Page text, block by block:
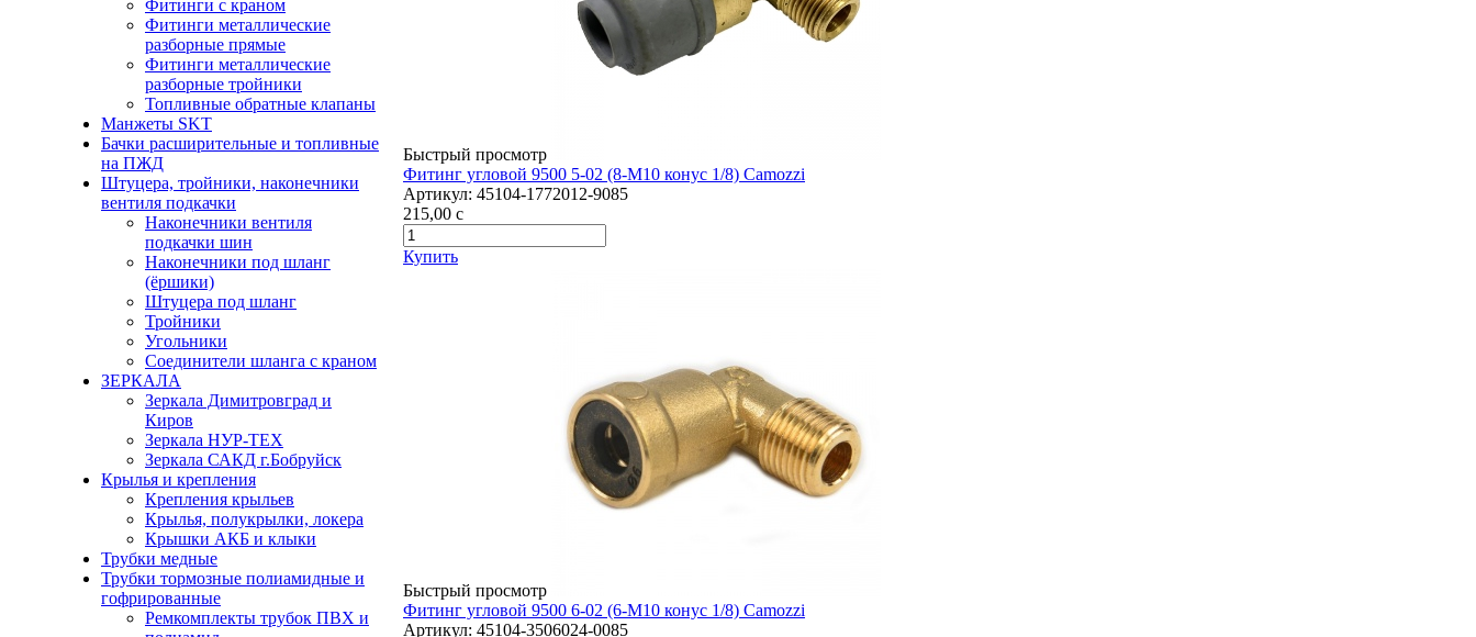
Фитинги с краном
Фитинги металлические
разборные прямые
Фитинги металлические
разборные тройники
Топливные обратные клапаны
Манжеты SKT
Бачки расширительные и топливные
на ПЖД
Штуцера, тройники, наконечники
вентиля подкачки
Наконечники вентиля
подкачки шин
Наконечники под шланг
(ёршики)
Штуцера под шланг
Тройники
Угольники
Соединители шланга с краном
ЗЕРКАЛА
Зеркала Димитровград и
Киров
Зеркала НУР-ТЕХ
Зеркала САКД г.Бобруйск
Крылья и крепления
Крепления крыльев
Крылья, полукрылки, локера
Крышки АКБ и клыки
Трубки медные
Трубки тормозные полиамидные и
гофрированные
Ремкомплекты трубок ПВХ и
Быстрый просмотр
Фитинг угловой 9500 5-02 (8-М10 конус 1/8) Camozzi
Артикул: 45104-1772012-9085
215,00 c
Купить
Быстрый просмотр
Фитинг угловой 9500 6-02 (6-М10 конус 1/8) Camozzi
Артикул: 45104-3506024-0085